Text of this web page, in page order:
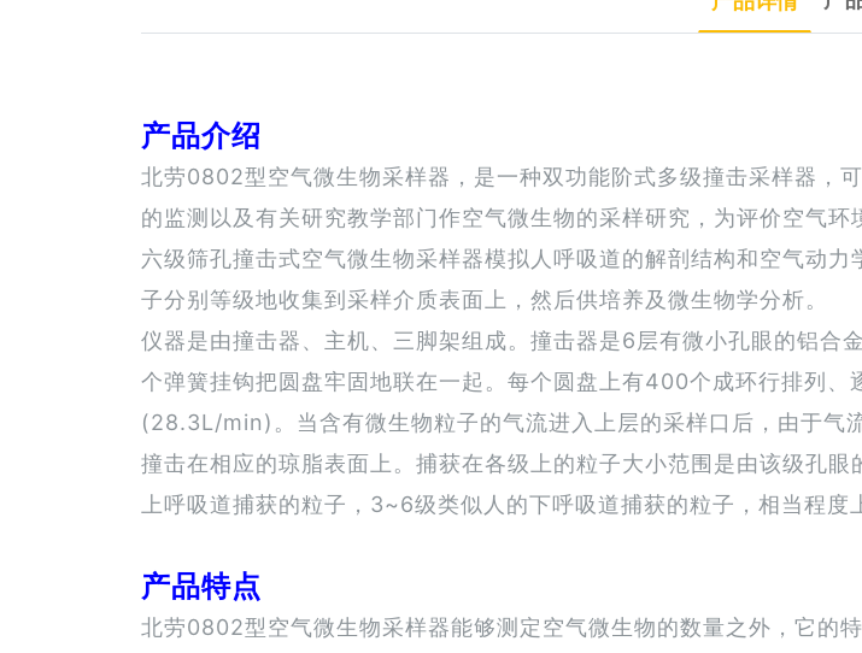
产品介绍
北劳0802型空气微生物采样器，是一种双功能阶式多级撞击采样器，
的监测以及有关研究教学部门作空气微生物的采样研究，为评价空气环
六级筛孔撞击式空气微生物采样器模拟人呼吸道的解剖结构和空气动
子分别等级地收集到采样介质表面上，然后供培养及微生物学分析。
仪器是由撞击器、主机、三脚架组成。撞击器是6层有微小孔眼的铝合
个弹簧挂钩把圆盘牢固地联在一起。每个圆盘上有400个成环行排列
(28.3L/min)。当含有微生物粒子的气流进入上层的采样口后，由于气
撞击在相应的琼脂表面上。捕获在各级上的粒子大小范围是由该级孔
上呼吸道捕获的粒子，3~6级类似人的下呼吸道捕获的粒子，相当程度
产品特点
北劳0802型空气微生物采样器能够测定空气微生物的数量之外，它的